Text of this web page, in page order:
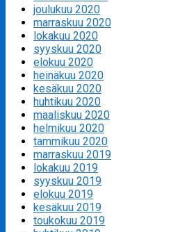
joulukuu 2020
marraskuu 2020
lokakuu 2020
syyskuu 2020
elokuu 2020
heinäkuu 2020
kesäkuu 2020
huhtikuu 2020
maaliskuu 2020
helmikuu 2020
tammikuu 2020
marraskuu 2019
lokakuu 2019
syyskuu 2019
elokuu 2019
kesäkuu 2019
toukokuu 2019